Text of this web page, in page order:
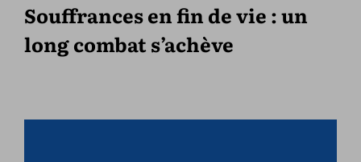
Souffrances en fin de vie : un
long combat s’achève